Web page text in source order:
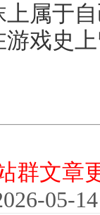
属于
戏史
群文章
05-